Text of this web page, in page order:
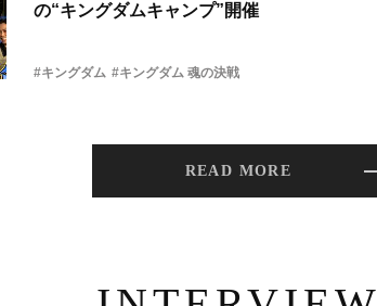
の“キングダムキャンプ”開催
#キングダム #キングダム 魂の決戦
READ MORE